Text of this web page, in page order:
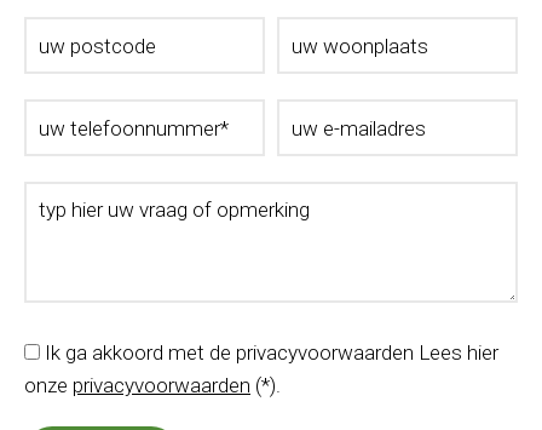
Ik ga akkoord met de privacyvoorwaarden Lees hier
onze privacyvoorwaarden (*).